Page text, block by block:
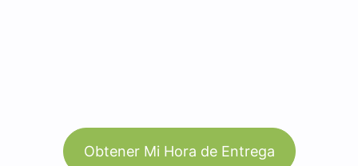
Obtener Mi Hora de Entrega